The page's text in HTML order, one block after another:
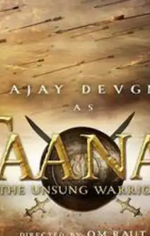
सही कारणों की वजह से
लेकिन बावजूद इसके फिल्म
शिवाजी महाराज